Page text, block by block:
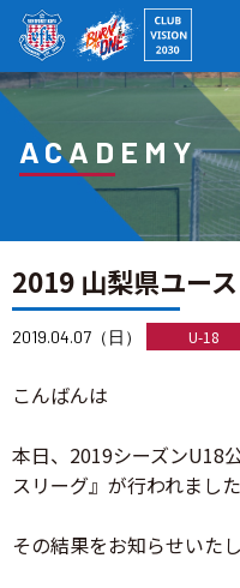
ACADEMY
2019 山梨県ユー
2019.04.07（日） U-18
こんばんは
本日、2019シーズンU18
スリーグ』が行われました
その結果をお知らせいたし